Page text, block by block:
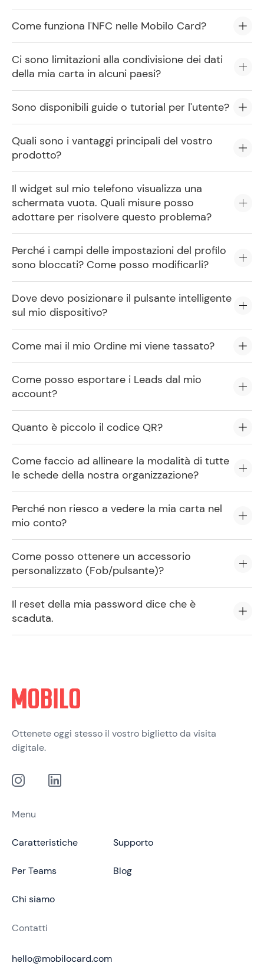
Come funziona l'NFC nelle Mobilo Card?
Ci sono limitazioni alla condivisione dei dati
della mia carta in alcuni paesi?
Sono disponibili guide o tutorial per l'utente?
Quali sono i vantaggi principali del vostro
prodotto?
Il widget sul mio telefono visualizza una
schermata vuota. Quali misure posso
adottare per risolvere questo problema?
Perché i campi delle impostazioni del profilo
sono bloccati? Come posso modificarli?
Dove devo posizionare il pulsante intelligente
sul mio dispositivo?
Come mai il mio Ordine mi viene tassato?
Come posso esportare i Leads dal mio
account?
Quanto è piccolo il codice QR?
Come faccio ad allineare la modalità di tutte
le schede della nostra organizzazione?
Perché non riesco a vedere la mia carta nel
mio conto?
Come posso ottenere un accessorio
personalizzato (Fob/pulsante)?
Il reset della mia password dice che è
scaduta.
Ottenete oggi stesso il vostro biglietto da visita
digitale.
Menu
Caratteristiche
Per Teams
Chi siamo
Supporto
Blog
Contatti
hello@mobilocard.com